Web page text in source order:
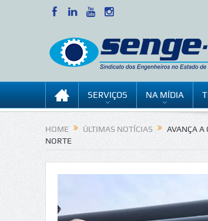
SERVIÇOS NA MÍDIA
HOME ÚLTIMAS NOTÍCIAS
AVANÇA A
NORTE